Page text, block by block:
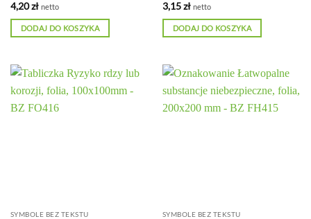
4,20zł netto
DODAJ DO KOSZYKA
3,15zł netto
DODAJ DO KOSZYKA
SYMBOLE BEZ TEKSTU SYMBOLE BEZ TEKSTU